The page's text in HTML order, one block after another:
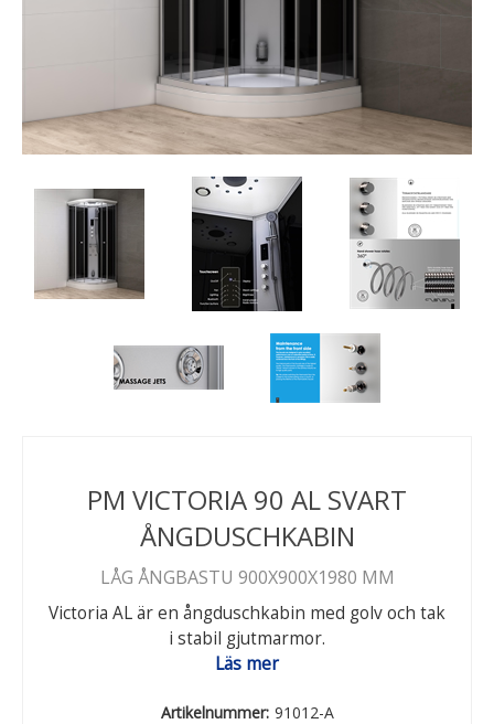
PM VICTORIA 90 AL SVART
ÅNGDUSCHKABIN
LÅG ÅNGBASTU 900X900X1980 MM
Victoria AL är en ångduschkabin med golv och tak
i stabil gjutmarmor.
Läs mer
Artikelnummer: 91012-A